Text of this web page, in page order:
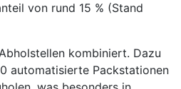
von rund 15 % (Stand
kombiniert. Dazu
automatisierte Packstationen